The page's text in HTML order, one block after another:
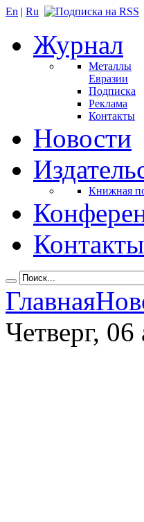
En | Ru
Журнал
Металлы
Евразии
Подписка
Реклама
Контакты
Новости
Книжная
Контакты
Главная
Четверг, 06